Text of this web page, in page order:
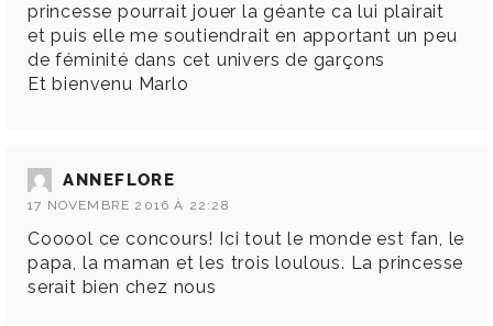
princesse pourrait jouer la géante ca lui plairait
et puis elle me soutiendrait en apportant un peu
de féminité dans cet univers de garçons
Et bienvenu Marlo
ANNEFLORE
17 NOVEMBRE 2016 À 22:28
Cooool ce concours! Ici tout le monde est fan, le
papa, la maman et les trois loulous. La princesse
serait bien chez nous